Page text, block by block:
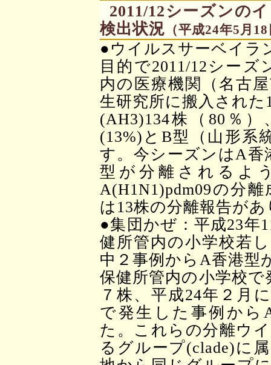
2011/12シーズンの
検出状況 （平成24年5月
●ウイルスサーベイラ
目的で2011/12シーズ
内の医療機関（名古
生研究所に搬入された
(AH3)134株（80％
(13%)とB型（山形系
す。今シーズンはA香
型が分離されるよ
A(H1N1)pdm09の分
は13株の分離報告が
●集団かぜ：平成23年
健所管内の小学校若
中２事例からA香港型
保健所管内の小学校
７株、平成24年２月
で発生した事例から
た。これらの分離ウ
るグループ(clade)に